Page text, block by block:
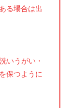
る場合は出
いうがい・
保つように